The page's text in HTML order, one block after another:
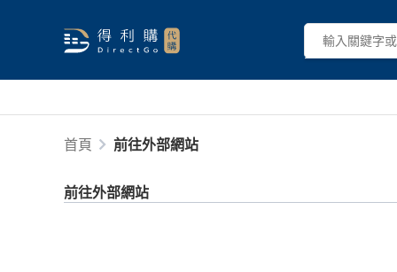
首頁 前往外部網站
前往外部網站